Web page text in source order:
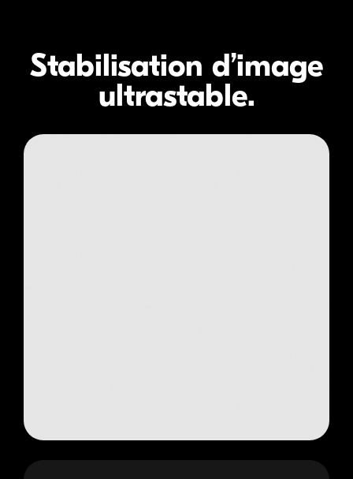
Stabilisation d’image
ultrastable.